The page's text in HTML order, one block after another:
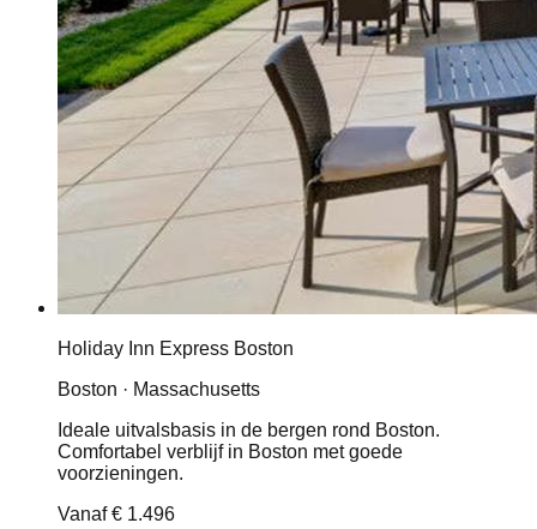
Holiday Inn Express Boston
Boston · Massachusetts
Ideale uitvalsbasis in de bergen rond Boston.
Comfortabel verblijf in Boston met goede
voorzieningen.
Vanaf€ 1.496